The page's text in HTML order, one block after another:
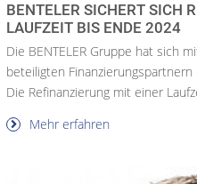
BENTELER SICHERT SICH
LAUFZEIT BIS ENDE 2024
Die BENTELER Gruppe hat sich
beteiligten
Die Refinanzierung mit einer
Mehr erfahren